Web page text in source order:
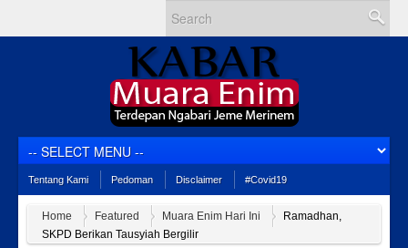
Tentang Kami Pedoman Disclaimer #Covid19
Home Featured Muara Enim Hari Ini
Ramadhan,
SKPD Berikan Tausyiah Bergilir